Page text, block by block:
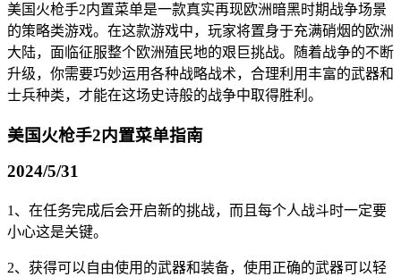
美国火枪手2内置菜单是一款真实再现欧洲暗黑时期战争场景
的策略类游戏。在这款游戏中，玩家将置身于充满硝烟的欧洲
大陆，面临征服整个欧洲殖民地的艰巨挑战。随着战争的不断
升级，你需要巧妙运用各种战略战术，合理利用丰富的武器和
士兵种类，才能在这场史诗般的战争中取得胜利。
美国火枪手2内置菜单指南
2024/5/31
1、在任务完成后会开启新的挑战，而且每个人战斗时一定要
小心这是关键。
2、获得可以自由使用的武器和装备，使用正确的武器可以轻